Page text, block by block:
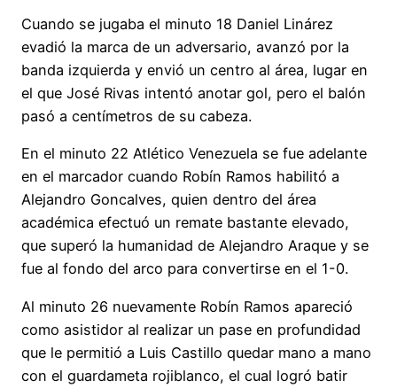
Cuando se jugaba el minuto 18 Daniel Linárez
evadió la marca de un adversario, avanzó por la
banda izquierda y envió un centro al área, lugar en
el que José Rivas intentó anotar gol, pero el balón
pasó a centímetros de su cabeza.
En el minuto 22 Atlético Venezuela se fue adelante
en el marcador cuando Robín Ramos habilitó a
Alejandro Goncalves, quien dentro del área
académica efectuó un remate bastante elevado,
que superó la humanidad de Alejandro Araque y se
fue al fondo del arco para convertirse en el 1-0.
Al minuto 26 nuevamente Robín Ramos apareció
como asistidor al realizar un pase en profundidad
que le permitió a Luis Castillo quedar mano a mano
con el guardameta rojiblanco, el cual logró batir